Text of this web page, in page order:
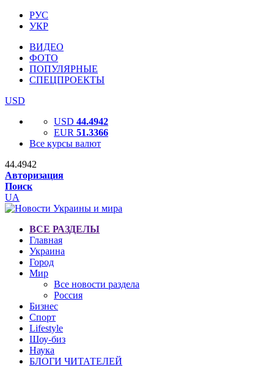
РУС
УКР
ВИДЕО
ФОТО
ПОПУЛЯРНЫЕ
СПЕЦПРОЕКТЫ
USD
USD 44.4942
EUR 51.3366
Все курсы валют
44.4942
Авторизация
Поиск
UA
ВСЕ РАЗДЕЛЫ
Главная
Украина
Город
Мир
Все новости раздела
Россия
Бизнес
Спорт
Lifestyle
Шоу-биз
Наука
БЛОГИ ЧИТАТЕЛЕЙ